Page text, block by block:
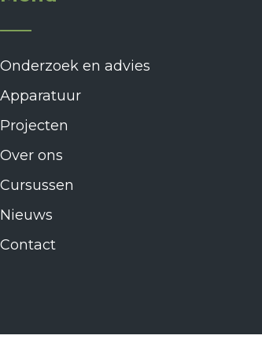
Onderzoek en advies
Apparatuur
Projecten
Over ons
Cursussen
Nieuws
Contact